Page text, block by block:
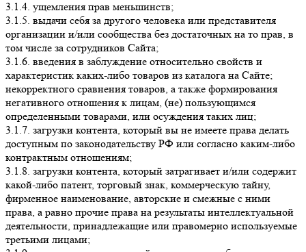
3.1.4. ущемления прав меньшинств;
3.1.5. выдачи себя за другого человека или представителя
организации и/или сообщества без достаточных на то прав, в
том числе за сотрудников Сайта;
3.1.6. введения в заблуждение относительно свойств и
характеристик каких-либо товаров из каталога на Сайте;
некорректного сравнения товаров, а также формирования
негативного отношения к лицам, (не) пользующимся
определенными товарами, или осуждения таких лиц;
3.1.7. загрузки контента, который вы не имеете права делать
доступным по законодательству РФ или согласно каким-либо
контрактным отношениям;
3.1.8. загрузки контента, который затрагивает и/или содержит
какой-либо патент, торговый знак, коммерческую тайну,
фирменное наименование, авторские и смежные с ними
права, а равно прочие права на результаты интеллектуальной
деятельности, принадлежащие или правомерно используемые
третьими лицами;